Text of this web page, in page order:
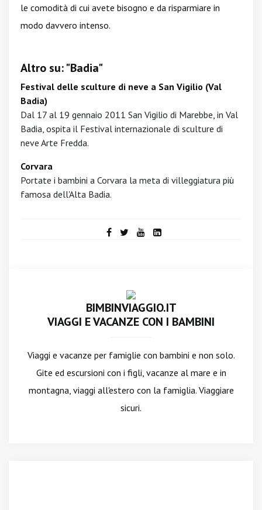
le comodità di cui avete bisogno e da risparmiare in
modo davvero intenso.
Altro su: "Badia"
Festival delle sculture di neve a San Vigilio (Val
Badia)
Dal 17 al 19 gennaio 2011 San Vigilio di Marebbe, in Val
Badia, ospita il Festival internazionale di sculture di
neve Arte Fredda.
Corvara
Portate i bambini a Corvara la meta di villeggiatura più
famosa dell'Alta Badia.
BIMBINVIAGGIO.IT
VIAGGI E VACANZE CON I BAMBINI
Viaggi e vacanze per famiglie con bambini e non solo.
Gite ed escursioni con i figli, vacanze al mare e in
montagna, viaggi all'estero con la famiglia. Viaggiare
sicuri.